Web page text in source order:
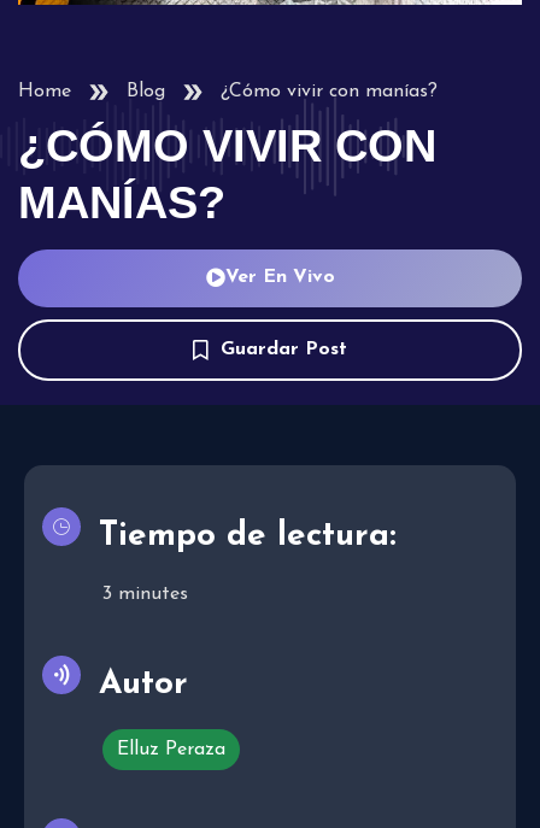
Home Blog ¿Cómo vivir con manías?
¿CÓMO VIVIR CON
MANÍAS?
Ver En Vivo
Guardar Post
Tiempo de lectura:
3 minutes
Autor
Elluz Peraza